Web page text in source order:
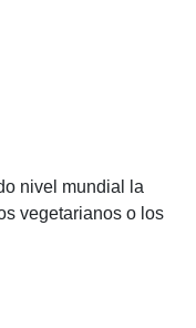
nivel mundial la
vegetarianos o los